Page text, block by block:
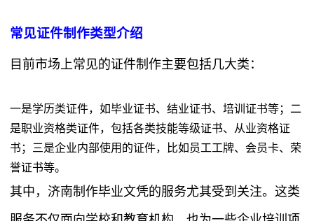
常见证件制作类型介绍
目前市场上常见的证件制作主要包括几大类：
一是学历类证件，如毕业证书、结业证书、培训证书等；二
是职业资格类证件，包括各类技能等级证书、从业资格证
书；三是企业内部使用的证件，比如员工工牌、会员卡、荣
誉证书等。
其中，济南制作毕业文凭的服务尤其受到关注。这类